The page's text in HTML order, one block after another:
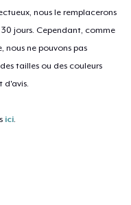
nous le remplacerons
jours. Cependant, comme
nous ne pouvons pas
tailles ou des couleurs
d'avis.
ici